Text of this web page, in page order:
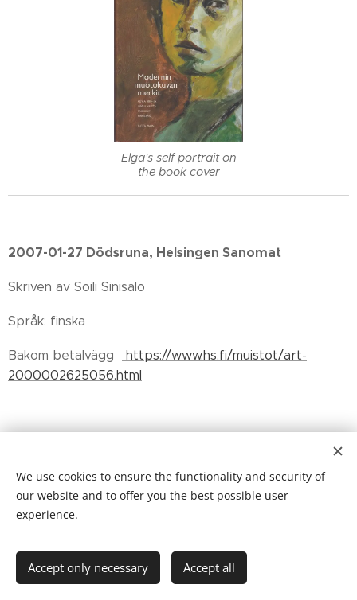
Elga's self portrait on
the book cover
2007-01-27 Dödsruna, Helsingen Sanomat
Skriven av Soili Sinisalo
Språk: finska
Bakom betalvägg
https://www.hs.fi/muistot/art-
2000002625056.html
1997 Helsingfors Universitet, Pro gradu-uppsats.
We use cookies to ensure the functionality and security of
our website and to offer you the best possible user
experience.
Accept only necessary Accept all